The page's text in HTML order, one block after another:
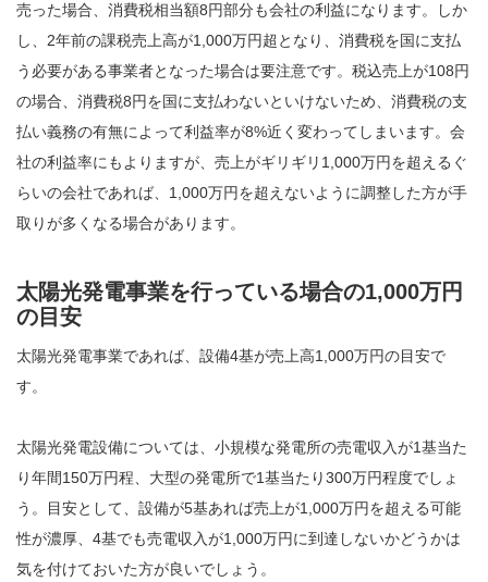
売った場合、消費税相当額8円部分も会社の利益になります。しか
し、2年前の課税売上高が1,000万円超となり、消費税を国に支払
う必要がある事業者となった場合は要注意です。税込売上が108円
の場合、消費税8円を国に支払わないといけないため、消費税の支
払い義務の有無によって利益率が8%近く変わってしまいます。会
社の利益率にもよりますが、売上がギリギリ1,000万円を超えるぐ
らいの会社であれば、1,000万円を超えないように調整した方が手
取りが多くなる場合があります。
太陽光発電事業を行っている場合の1,000万円
の目安
太陽光発電事業であれば、設備4基が売上高1,000万円の目安で
す。
太陽光発電設備については、小規模な発電所の売電収入が1基当た
り年間150万円程、大型の発電所で1基当たり300万円程度でしょ
う。目安として、設備が5基あれば売上が1,000万円を超える可能
性が濃厚、4基でも売電収入が1,000万円に到達しないかどうかは
気を付けておいた方が良いでしょう。